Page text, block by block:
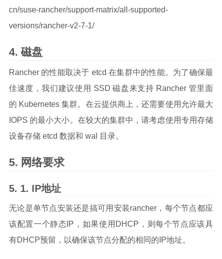
cn/suse-rancher/support-matrix/all-supported-
versions/rancher-v2-7-1/
磁盘
Rancher 的性能取决于 etcd 在集群中的性能。为了确保最
佳速度，我们建议使用 SSD 磁盘来支持 Rancher 管里面
的 Kubernetes 集群。在云提供商上，还需要使用允许最大
IOPS 的最小大小。在较大的集群中，请考虑使用专用存储
设备存储 etcd 数据和 wal 目录。
网络要求
IP地址
无论是单节点安装还是搞可用安装rancher，每个节点都应
该配置一个静态IP，如果使用DHCP，则每个节点应该具
有DHCP预留，以确保该节点分配的相同的IP地址。